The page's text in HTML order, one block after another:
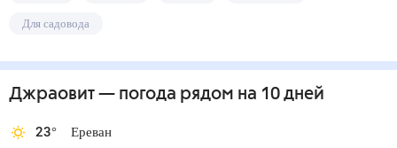
Для садовода
Джраовит— погода рядом на 10 дней
23° Ереван